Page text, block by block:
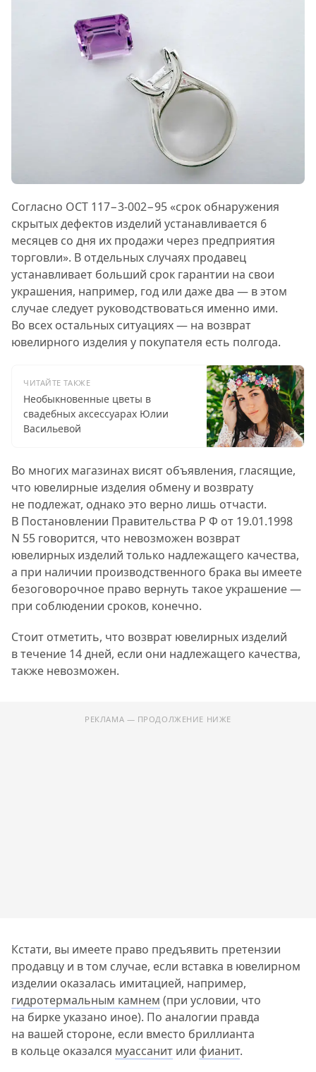
Согласно ОСТ 117−3-002−95 «срок обнаружения
скрытых дефектов изделий устанавливается 6
месяцев со дня их продажи через предприятия
торговли». В отдельных случаях продавец
устанавливает больший срок гарантии на свои
украшения, например, год или даже два — в этом
случае следует руководствоваться именно ими.
Во всех остальных ситуациях — на возврат
ювелирного изделия у покупателя есть полгода.
ЧИТАЙТЕ ТАКЖЕ
Необыкновенные цветы в
свадебных аксессуарах Юлии
Васильевой
Во многих магазинах висят объявления, гласящие,
что ювелирные изделия обмену и возврату
не подлежат, однако это верно лишь отчасти.
В Постановлении Правительства Р Ф от 19.01.1998
N 55 говорится, что невозможен возврат
ювелирных изделий только надлежащего качества,
а при наличии производственного брака вы имеете
безоговорочное право вернуть такое украшение —
при соблюдении сроков, конечно.
Стоит отметить, что возврат ювелирных изделий
в течение 14 дней, если они надлежащего качества,
также невозможен.
РЕКЛАМА — ПРОДОЛЖЕНИЕ НИЖЕ
Кстати, вы имеете право предъявить претензии
продавцу и в том случае, если вставка в ювелирном
изделии оказалась имитацией, например,
гидротермальным камнем (при условии, что
на бирке указано иное). По аналогии правда
на вашей стороне, если вместо бриллианта
в кольце оказался муассанит или фианит.